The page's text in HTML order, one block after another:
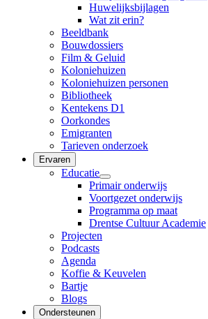
Huwelijksbijlagen
Wat zit erin?
Beeldbank
Bouwdossiers
Film & Geluid
Koloniehuizen
Koloniehuizen personen
Bibliotheek
Kentekens D1
Oorkondes
Emigranten
Tarieven onderzoek
Ervaren
Educatie
Primair onderwijs
Voortgezet onderwijs
Programma op maat
Drentse Cultuur Academie
Projecten
Podcasts
Agenda
Koffie & Keuvelen
Bartje
Blogs
Ondersteunen